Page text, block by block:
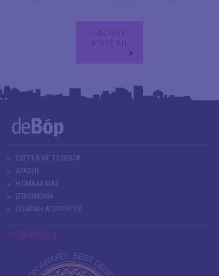
ARCHIVE
ΜΟΥΣΙΚΗ
ΣΧΕΤΙΚΑ ΜΕ ΤΟ DEBOP
ΔΡΑΣΕΙΣ
Η ΟΜΑΔΑ ΜΑΣ
ΕΠΙΚΟΙΝΩΝΙΑ
ΠΟΛΙΤΙΚΗ ΑΠΟΡΡΗΤΟΥ
info@debop.gr